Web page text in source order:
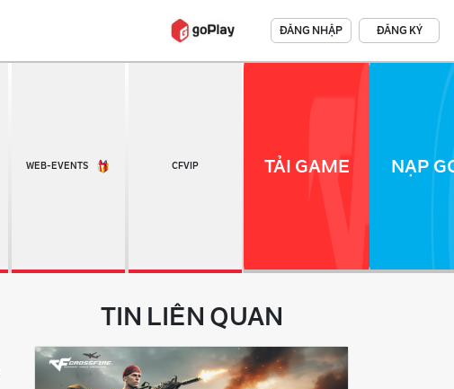
ĐĂNG NHẬP ĐĂNG KÝ
WEB-EVENTS CFVIP TẢI GAME NẠP
TIN LIÊN QUAN